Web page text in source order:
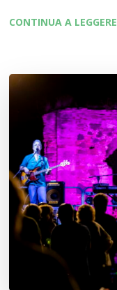
CONTINUA A LEGGERE